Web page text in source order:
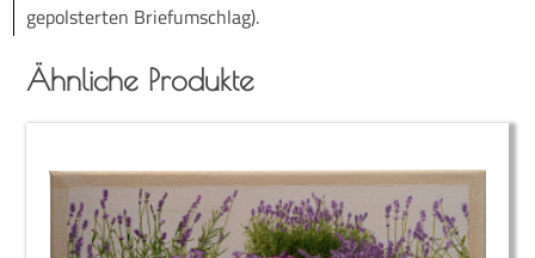
Ähnliche Produkte
ge­pols­ter­ten Briefumschlag).